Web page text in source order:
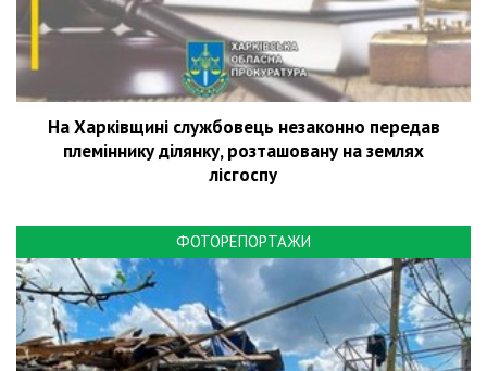
На Харківщині службовець незаконно передав
племіннику ділянку, розташовану на землях
лісгоспу
ФОТОРЕПОРТАЖИ